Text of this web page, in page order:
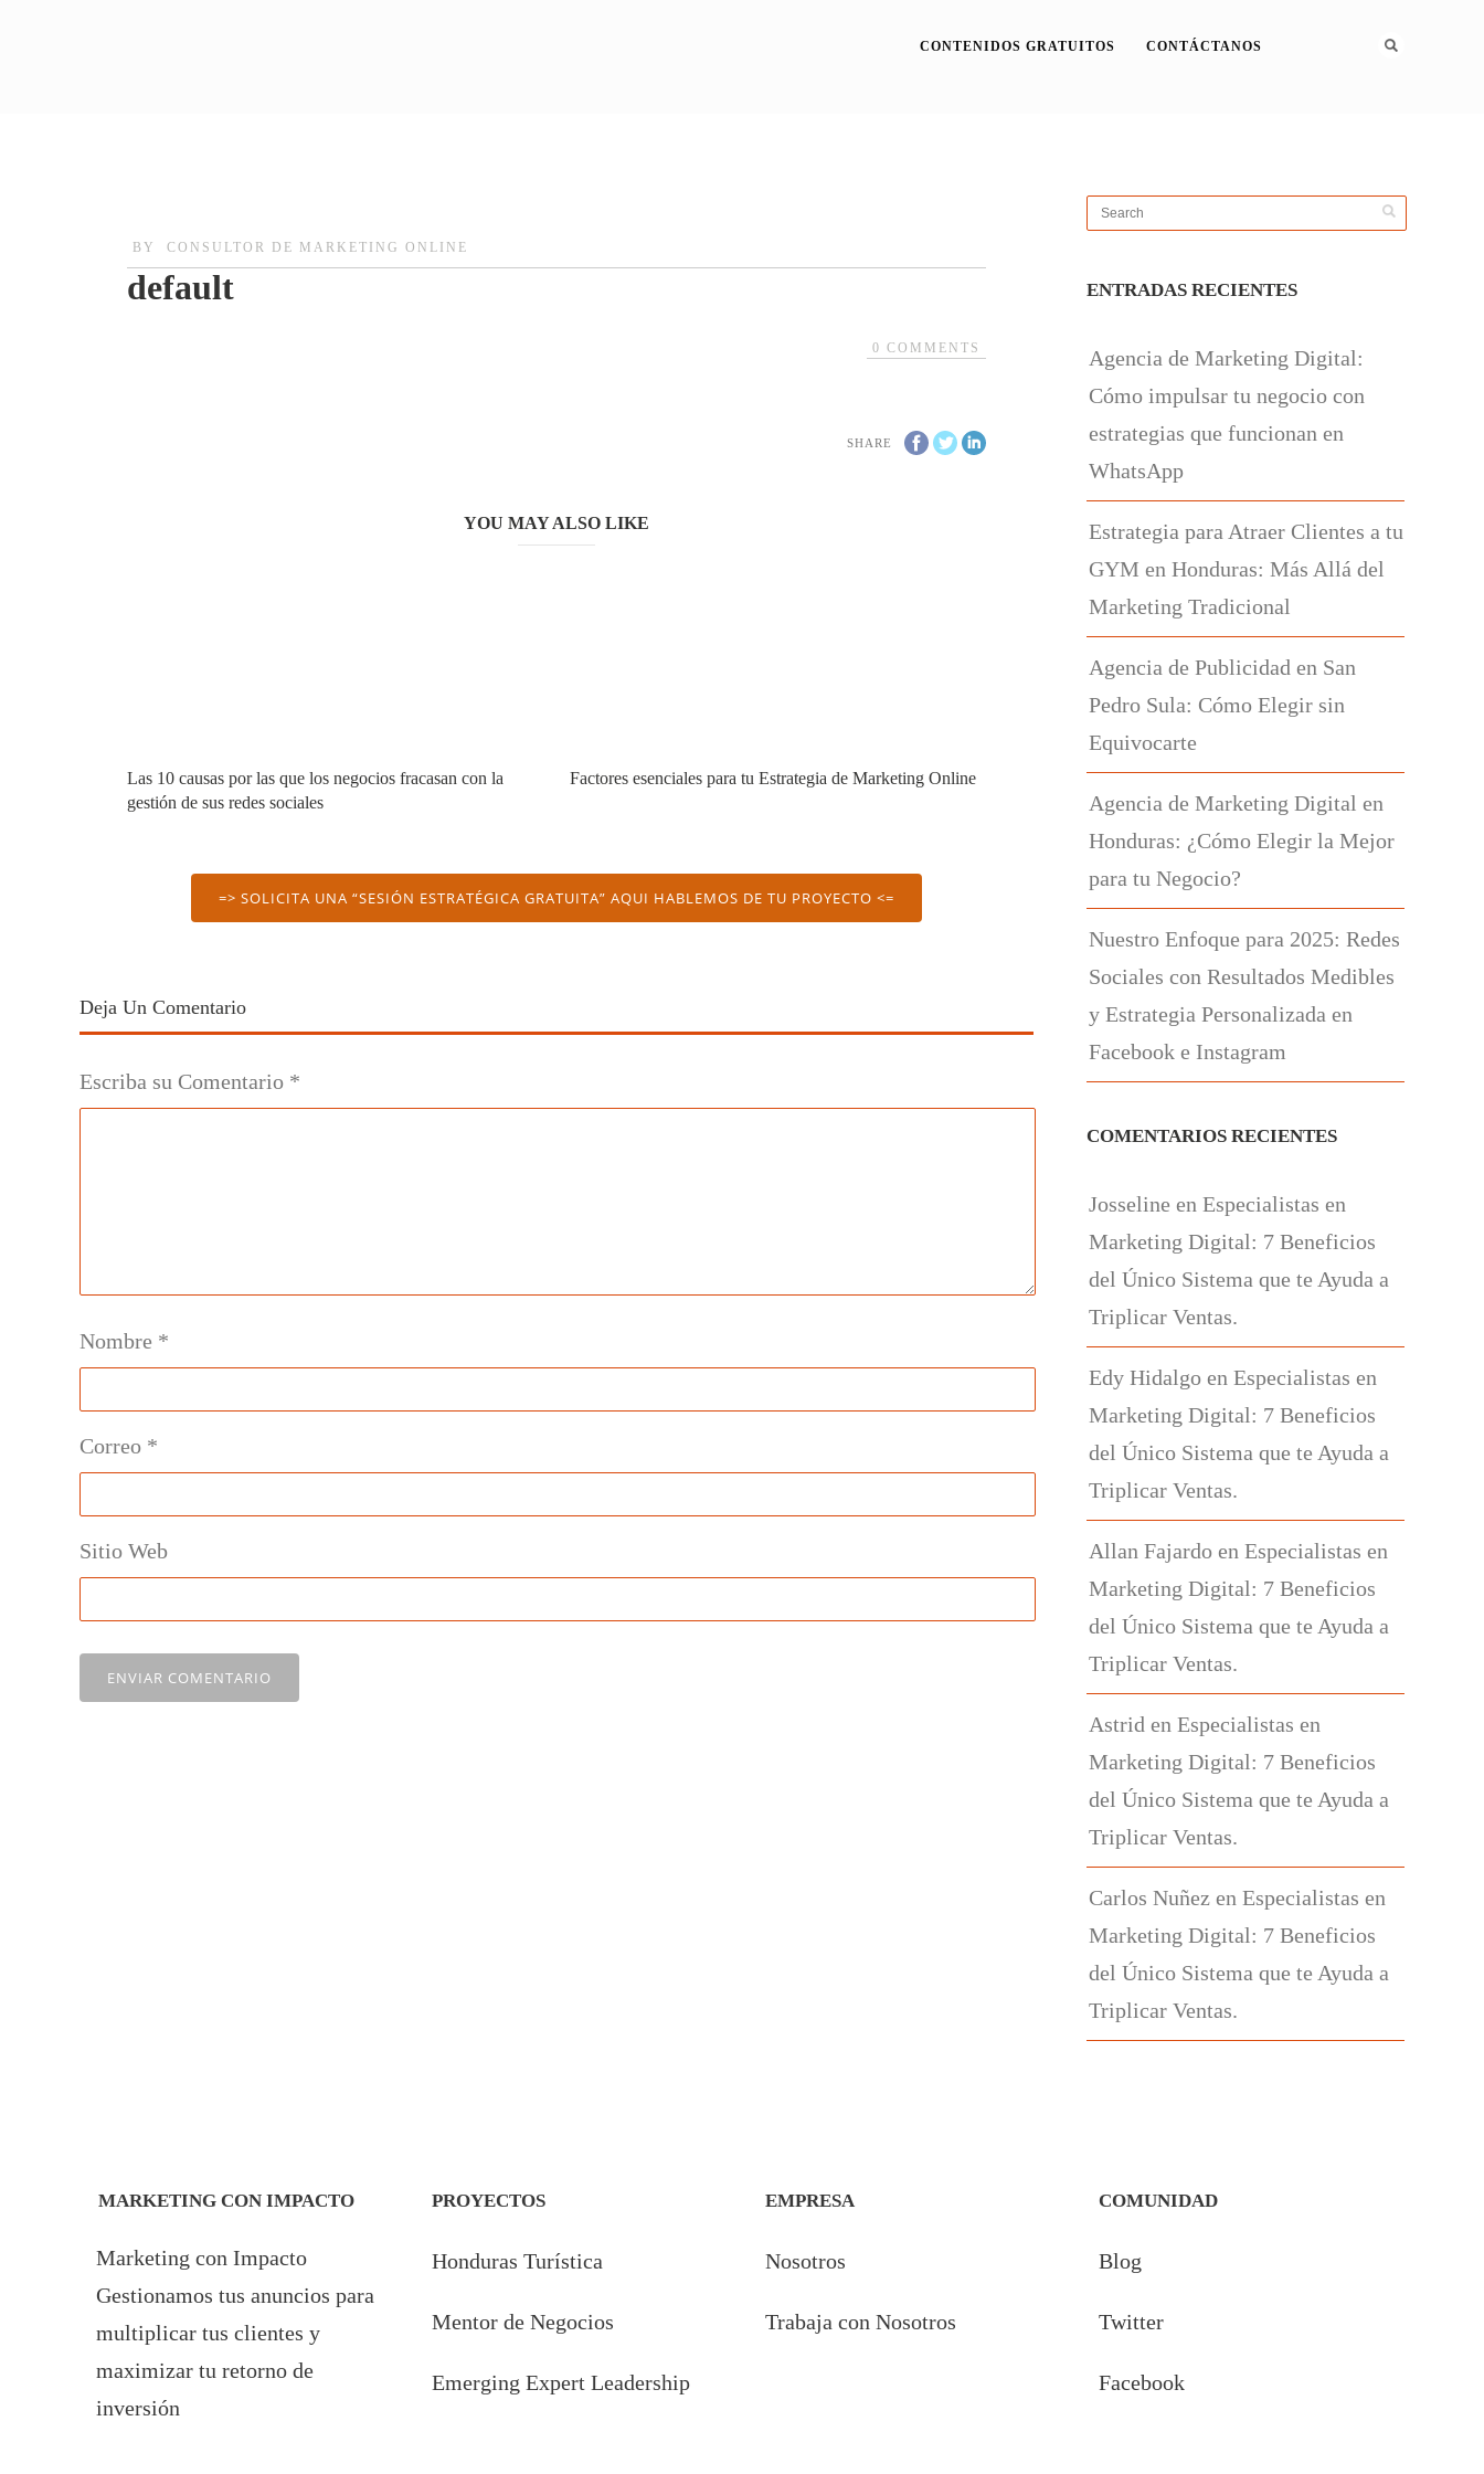
CONTENIDOS GRATUITOS CONTÁCTANOS
BY CONSULTOR DE MARKETING ONLINE
default
0 COMMENTS
SHARE
YOU MAY ALSO LIKE
Las 10 causas por las que los negocios fracasan con la
gestión de sus redes sociales
Factores esenciales para tu Estrategia de Marketing Online
=> SOLICITA UNA “SESIÓN ESTRATÉGICA GRATUITA” AQUI HABLEMOS DE TU PROYECTO <=
Deja Un Comentario
Escriba su Comentario *
Nombre *
Correo *
Sitio Web
ENTRADAS RECIENTES
Agencia de Marketing Digital:
Cómo impulsar tu negocio con
estrategias que funcionan en
WhatsApp
Estrategia para Atraer Clientes a tu
GYM en Honduras: Más Allá del
Marketing Tradicional
Agencia de Publicidad en San
Pedro Sula: Cómo Elegir sin
Equivocarte
Agencia de Marketing Digital en
Honduras: ¿Cómo Elegir la Mejor
para tu Negocio?
Nuestro Enfoque para 2025: Redes
Sociales con Resultados Medibles
y Estrategia Personalizada en
Facebook e Instagram
COMENTARIOS RECIENTES
Josseline en Especialistas en
Marketing Digital: 7 Beneficios
del Único Sistema que te Ayuda a
Triplicar Ventas.
Edy Hidalgo en Especialistas en
Marketing Digital: 7 Beneficios
del Único Sistema que te Ayuda a
Triplicar Ventas.
Allan Fajardo en Especialistas en
Marketing Digital: 7 Beneficios
del Único Sistema que te Ayuda a
Triplicar Ventas.
Astrid en Especialistas en
Marketing Digital: 7 Beneficios
del Único Sistema que te Ayuda a
Triplicar Ventas.
Carlos Nuñez en Especialistas en
Marketing Digital: 7 Beneficios
del Único Sistema que te Ayuda a
Triplicar Ventas.
MARKETING CON IMPACTO
Marketing con Impacto
Gestionamos tus anuncios para
multiplicar tus clientes y
maximizar tu retorno de
inversión
PROYECTOS
Honduras Turística
Mentor de Negocios
Emerging Expert Leadership
EMPRESA
Nosotros
Trabaja con Nosotros
COMUNIDAD
Blog
Twitter
Facebook